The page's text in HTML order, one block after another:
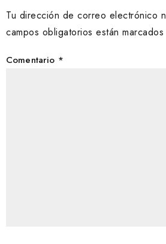
Tu dirección de correo electrónico
campos obligatorios están
Comentario *